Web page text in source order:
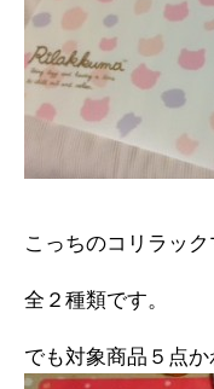
こっちのコリラッ
全２種類です。
でも対象商品５点